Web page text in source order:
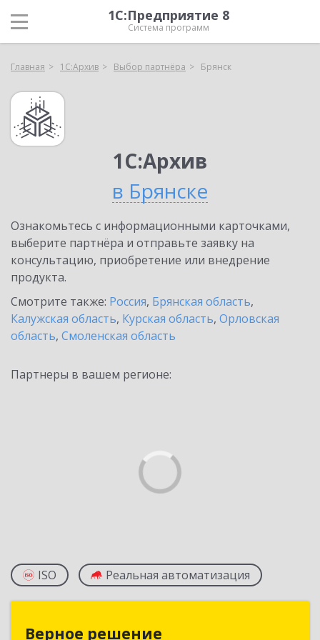
1С:Предприятие 8
Система программ
Главная 1С:Архив Выбор партнёра Брянск
1С:Архив
в Брянске
Ознакомьтесь с информационными карточками,
выберите партнёра и отправьте заявку на
консультацию, приобретение или внедрение
продукта.
Смотрите также: Россия, Брянская область,
Калужская область, Курская область, Орловская
область, Смоленская область
Партнеры в вашем регионе:
ISO Реальная автоматизация
Верное решение